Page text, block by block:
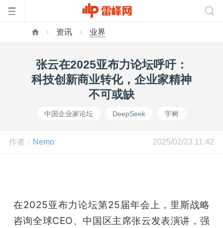
页
开
资讯 业界
张云在2025亚布力论坛呼吁：
科技创新商业转化，企业家精神
不可或缺
中国企业家论坛 DeepSeek 宇树
作者： Nemo 2025/02/23 11:42
在2025亚布力论坛第25届年会上，里斯战略
咨询全球CEO、中国区主席张云发表演讲，强